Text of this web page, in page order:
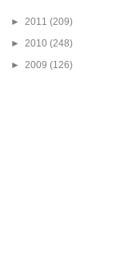
► 2011(209)
► 2010(248)
►2009(126)